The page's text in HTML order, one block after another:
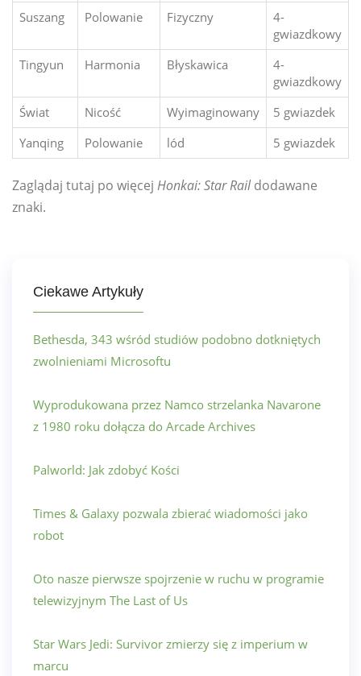
Suszang Polowanie Fizyczny
4-
gwiazdkowy
Tingyun
Harmonia Błyskawica
4-
gwiazdkowy
Świat
Nicość Wyimaginowany
5 gwiazdek
Yanqing
Polowanie lód 5 gwiazdek
Zaglądaj tutaj po więcej Honkai: Star Raildodawane
znaki.
Ciekawe Artykuły
Bethesda, 343 wśród studiów podobno dotkniętych
zwolnieniami Microsoftu
Wyprodukowana przez Namco strzelanka Navarone
z 1980 roku dołącza do Arcade Archives
Palworld: Jak zdobyć Kości
Times & Galaxy pozwala zbierać wiadomości jako
robot
Oto nasze pierwsze spojrzenie w ruchu w programie
telewizyjnym The Last of Us
Star Wars Jedi: Survivor zmierzy się z imperium w
marcu